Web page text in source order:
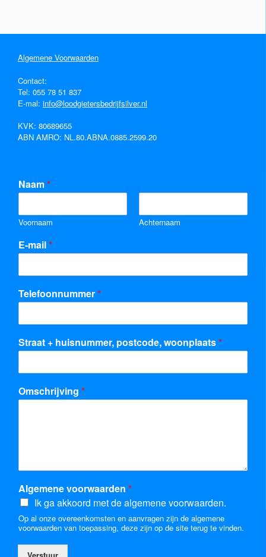
Algemene Voorwaarden
Contact:
Tel: 055 78 51 837
E-mal: info@loodgietersbedrijfsilver.nl
KVK: 80689655
ABN AMRO: NL.80.ABNA.0885.2599.20
Naam*
Voornaam Achternaam
E-mail*
Telefoonnummer*
Straat + huisnummer, postcode, woonplaats*
Omschrijving *
Algemene voorwaarden *
Ik ga akkoord met de algemene voorwaarden.
Op al onze overeenkomsten en aanvragen zijn de algemene
voorwaarden van toepassing, deze zijn op de site terug te vinden.